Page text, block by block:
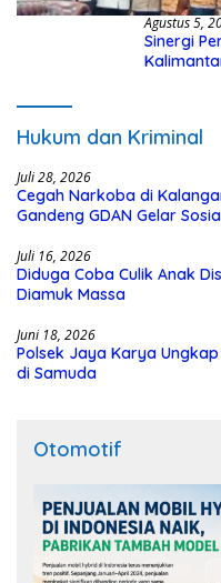
Agustus 5,
Sinergi
Hukum dan Kriminal
Juli 28, 2026
Cegah Narkoba di
Gandeng GDAN Gelar
Juli 16, 2026
Diduga Coba Culik Anak
Diamuk Massa
Juni 18, 2026
Polsek Jaya Karya
di Samuda
Otomotif